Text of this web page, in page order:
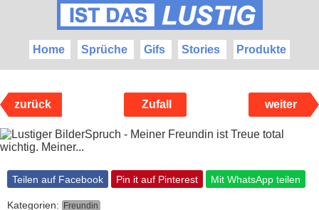
Home Sprüche Gifs Stories Produkte
zurück Zufall weiter
Teilen auf Facebook Pin it auf Pinterest Mit WhatsApp teilen
Kategorien: Freundin